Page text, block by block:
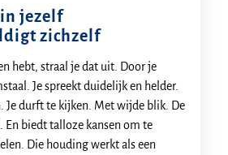
jezelf
zichzelf
hebt, straal je dat uit. Door je
Je spreekt duidelijk en helder.
Je durft te kijken. Met wijde blik. De
En biedt talloze kansen om te
Die houding werkt als een